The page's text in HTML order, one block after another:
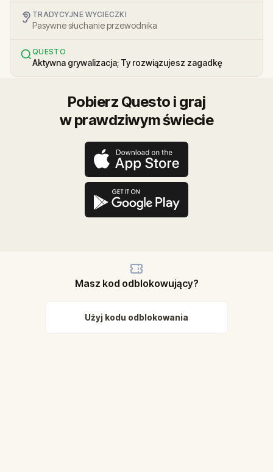
TRADYCYJNE WYCIECZKI
Pasywne słuchanie przewodnika
QUESTO
Aktywna grywalizacja; Ty rozwiązujesz zagadkę
Pobierz Questo i graj
w prawdziwym świecie
Masz kod odblokowujący?
Użyj kodu odblokowania